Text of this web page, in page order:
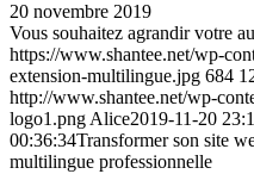
20 novembre 2019
Vous souhaitez agrandir votre
https://www.shantee.net/wp-
extension-multilingue.jpg 684
http://www.shantee.net/wp-
logo1.png Alice2019-11-20
00:36:34Transformer son site
multilingue professionnelle